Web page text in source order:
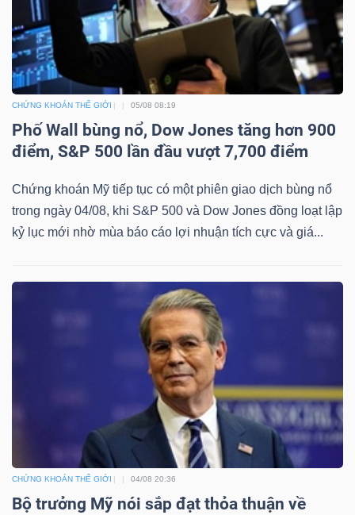
CHỨNG KHOÁN THẾ GIỚI 05/08 08:19
Phố Wall bùng nổ, Dow Jones tăng hơn 900
điểm, S&P 500 lần đầu vượt 7,700 điểm
Chứng khoán Mỹ tiếp tục có một phiên giao dịch bùng nổ
trong ngày 04/08, khi S&P 500 và Dow Jones đồng loạt lập
kỷ lục mới nhờ mùa báo cáo lợi nhuận tích cực và giá...
CHỨNG KHOÁN THẾ GIỚI 04/08 20:36
Bộ trưởng Mỹ nói sắp đạt thỏa thuận về